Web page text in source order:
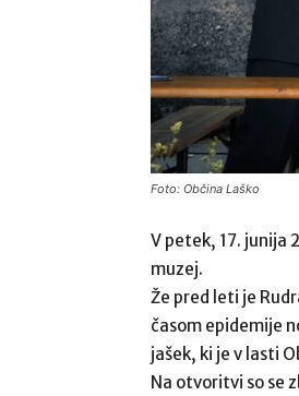
Foto: Občina Laško
V petek, 17. junija
muzej.
Že pred leti je
časom epidemije
jašek, ki je v lasti
Na otvoritvi so se